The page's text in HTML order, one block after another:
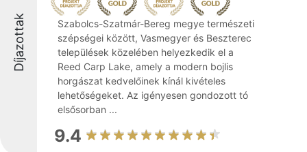
Díjazottak
Szabolcs-Szatmár-Bereg megye természeti
szépségei között, Vasmegyer és Beszterec
települések közelében helyezkedik el a
Reed Carp Lake, amely a modern bojlis
horgászat kedvelőinek kínál kivételes
lehetőségeket. Az igényesen gondozott tó
elsősorban ...
9.4